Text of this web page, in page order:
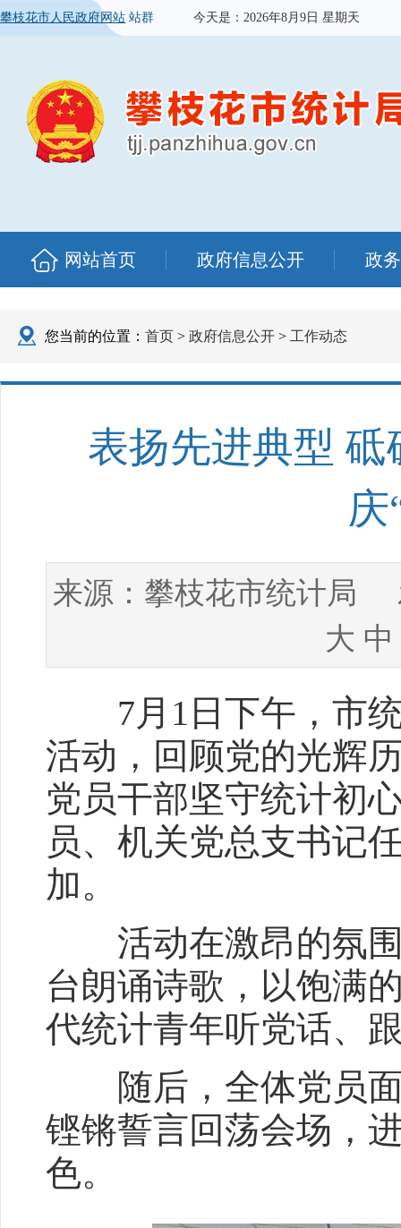
攀枝花市人民政府网站 站群 今天是： 2026年8月9日 星期天
网站首页 政府信息公开 政
您当前的位置： 首页 > 政府信息公开 > 工作动态
表扬先进典型
庆
来源： 攀枝花市统计局
大 中
7月1日下午，市统
活动，回顾党的光辉
党员干部坚守统计初
员、机关党总支书记
加。
活动在激昂的氛围
台朗诵诗歌，以饱满
代统计青年听党话、
随后，全体党员面
铿锵誓言回荡会场，
色。